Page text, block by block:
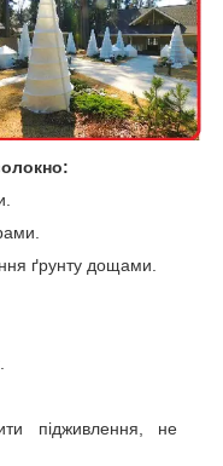
ґрунту дощами.
підживлення, не